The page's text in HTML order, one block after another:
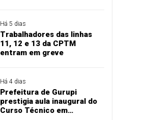
Há 5 dias
Trabalhadores das linhas
11, 12 e 13 da CPTM
entram em greve
Há 4 dias
Prefeitura de Gurupi
prestigia aula inaugural do
Curso Técnico em